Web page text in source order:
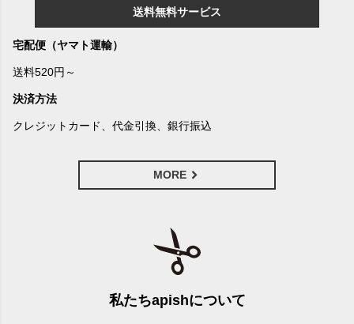
送料無料サービス
宅配便（ヤマト運輸）
送料520円～
決済方法
クレジットカード、代金引換、銀行振込
MORE
私たちapishについて